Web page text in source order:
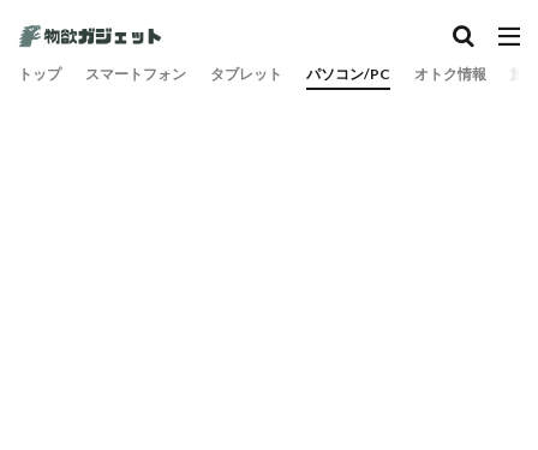
トップ スマートフォン タブレット パソコン/PC オトク情報 旅
カテゴリー